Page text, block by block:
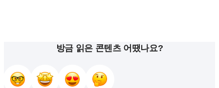
방금 읽은 콘텐츠 어땠나요?